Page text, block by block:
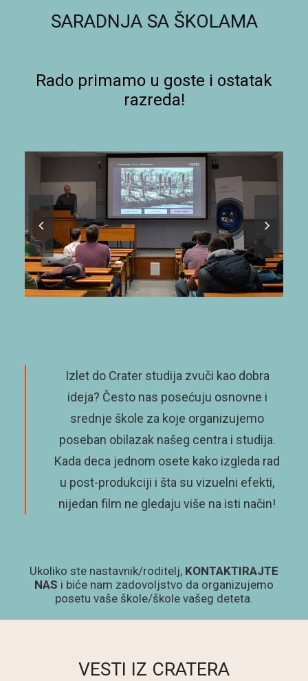
SARADNJA SA ŠKOLAMA
Rado primamo u goste i ostatak
razreda!
Izlet do Crater studija zvuči kao dobra
ideja? Često nas posećuju osnovne i
srednje škole za koje organizujemo
poseban obilazak našeg centra i studija.
Kada deca jednom osete kako izgleda rad
u post-produkciji i šta su vizuelni efekti,
nijedan film ne gledaju više na isti način!
Ukoliko ste nastavnik/roditelj, KONTAKTIRAJTE
NAS i biće nam zadovoljstvo da organizujemo
posetu vaše škole/škole vašeg deteta.
VESTI IZ CRATERA